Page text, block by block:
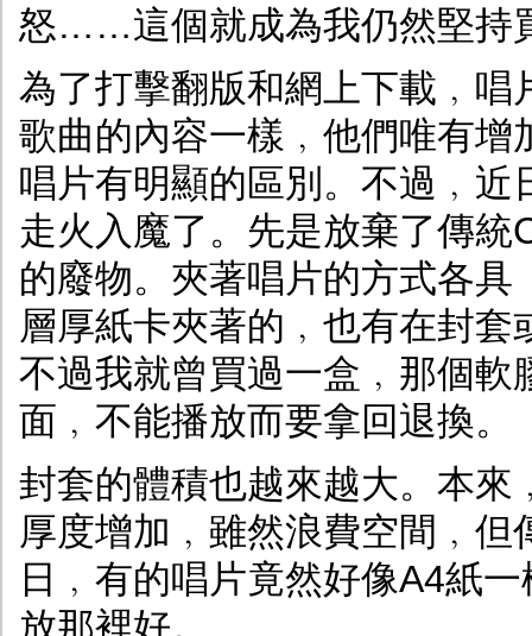
怒……這個就成為我仍然堅持
為了打擊翻版和網上下載﹐
歌曲的內容一樣﹐他們唯有
唱片有明顯的區別。不過﹐
走火入魔了。先是放棄了傳
的廢物。夾著唱片的方式各
層厚紙卡夾著的﹐也有在封
不過我就曾買過一盒﹐那個
面﹐不能播放而要拿回退換。
封套的體積也越來越大。本
厚度增加﹐雖然浪費空間﹐
日﹐有的唱片竟然好像A4紙
放那裡好。